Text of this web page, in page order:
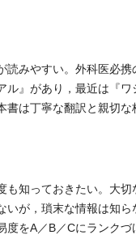
みやすい。外科医必携
ル』があり，最近は『ワ
書は丁寧な翻訳と親切な
知っておきたい。大切
いが，瑣末な情報は知ら
度をA／B／Cにランク